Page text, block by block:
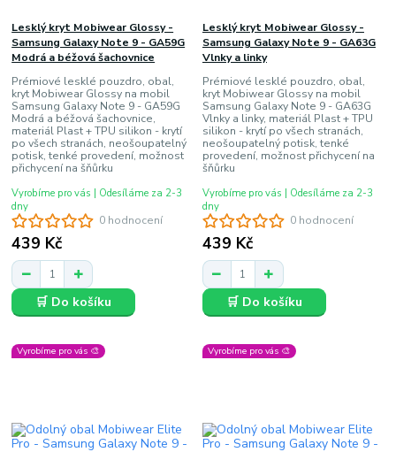
0 hodnocení
Lesklý kryt Mobiwear Glossy -
Samsung Galaxy Note 9 - GA59G
Modrá a béžová šachovnice
Prémiové lesklé pouzdro, obal,
kryt Mobiwear Glossy na mobil
Samsung Galaxy Note 9 - GA59G
Modrá a béžová šachovnice,
materiál Plast + TPU silikon - krytí
po všech stranách, neošoupatelný
potisk, tenké provedení, možnost
přichycení na šňůrku
439 Kč
Vyrobíme pro vás | Odesíláme za 2-3
dny
🛒 Do košíku
0 hodnocení
Lesklý kryt Mobiwear Glossy -
Samsung Galaxy Note 9 - GA63G
Vlnky a linky
Prémiové lesklé pouzdro, obal,
kryt Mobiwear Glossy na mobil
Samsung Galaxy Note 9 - GA63G
Vlnky a linky, materiál Plast + TPU
silikon - krytí po všech stranách,
neošoupatelný potisk, tenké
provedení, možnost přichycení na
šňůrku
439 Kč
Vyrobíme pro vás | Odesíláme za 2-3
dny
🛒 Do košíku
Vyrobíme pro vás 🎨 Vyrobíme pro vás 🎨